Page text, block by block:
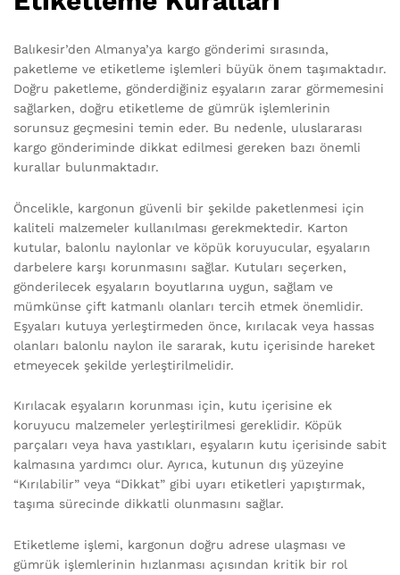
Balıkesir’den Almanya’ya kargo gönderimi sırasında,
paketleme ve etiketleme işlemleri büyük önem taşımaktadır.
Doğru paketleme, gönderdiğiniz eşyaların zarar görmemesini
sağlarken, doğru etiketleme de gümrük işlemlerinin
sorunsuz geçmesini temin eder. Bu nedenle, uluslararası
kargo gönderiminde dikkat edilmesi gereken bazı önemli
kurallar bulunmaktadır.
Öncelikle, kargonun güvenli bir şekilde paketlenmesi için
kaliteli malzemeler kullanılması gerekmektedir. Karton
kutular, balonlu naylonlar ve köpük koruyucular, eşyaların
darbelere karşı korunmasını sağlar. Kutuları seçerken,
gönderilecek eşyaların boyutlarına uygun, sağlam ve
mümkünse çift katmanlı olanları tercih etmek önemlidir.
Eşyaları kutuya yerleştirmeden önce, kırılacak veya hassas
olanları balonlu naylon ile sararak, kutu içerisinde hareket
etmeyecek şekilde yerleştirilmelidir.
Kırılacak eşyaların korunması için, kutu içerisine ek
koruyucu malzemeler yerleştirilmesi gereklidir. Köpük
parçaları veya hava yastıkları, eşyaların kutu içerisinde sabit
kalmasına yardımcı olur. Ayrıca, kutunun dış yüzeyine
“Kırılabilir” veya “Dikkat” gibi uyarı etiketleri yapıştırmak,
taşıma sürecinde dikkatli olunmasını sağlar.
Etiketleme işlemi, kargonun doğru adrese ulaşması ve
gümrük işlemlerinin hızlanması açısından kritik bir rol